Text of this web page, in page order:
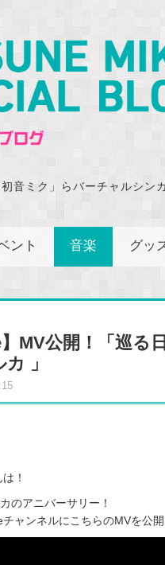
音ミク」らバーチャルシン
ント 音楽 グッ
】MV公開！「巡る
」
！
のアニバーサリー！
チャンネルにこちらのMVを公